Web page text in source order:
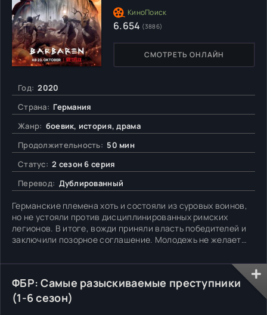
Год: 2020
Страна: Германия
Жанр: боевик, история, драма
Продолжительность: 50 мин
Статус: 2 сезон 6 серия
Перевод: Дублированный
Германские племена хоть и состояли из суровых воинов,
но не устояли против дисциплинированных римских
легионов. В итоге, вожди приняли власть победителей и
заключили позорное соглашение. Молодежь не желает
непокорность. Подавить небольшой бунт отправляется
Впрочем, главный герой
СМОТРЕТЬ ОНЛАЙН
6.654 (3886)
ФБР: Самые разыскиваемые преступники
(1-6 сезон)